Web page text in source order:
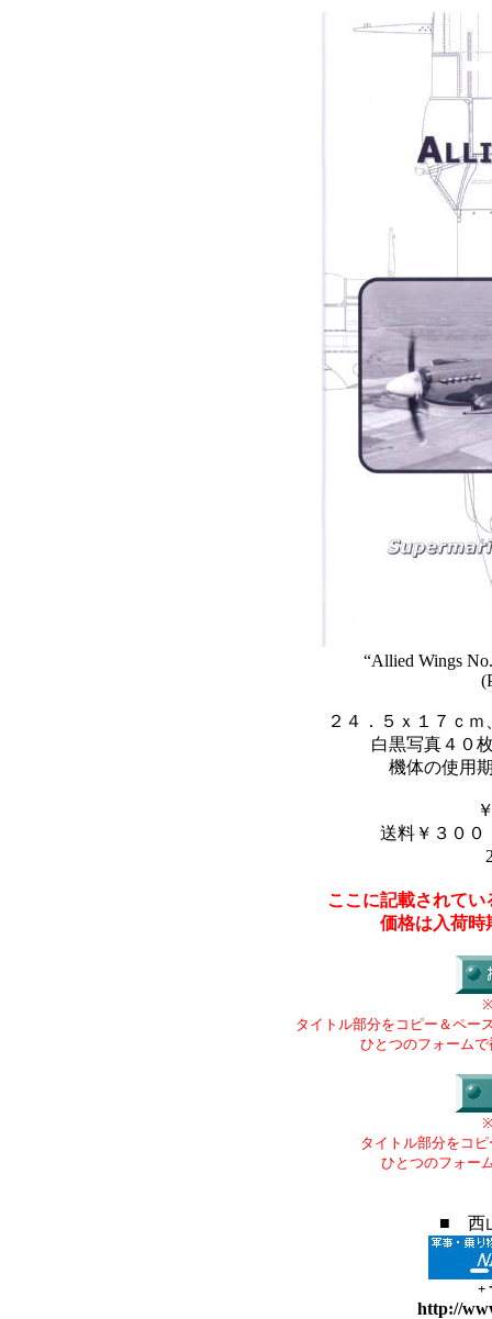
“Allied Wings
２４．５ｘ１７ｃ
白黒写真４０
機体の使用
送料￥３００
ここに記載されて
価格は入荷時
タイトル部分をコピー＆ペー
ひとつのフォーム
タイトル部分をコ
ひとつのフォー
■ 西
+
http://